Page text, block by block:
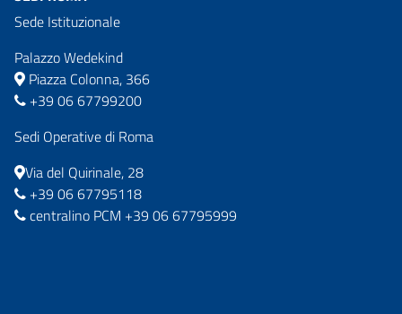
Sede Istituzionale
Palazzo Wedekind
Piazza Colonna, 366
+39 06 67799200
Sedi Operative di Roma
Via del Quirinale, 28
+39 06 67795118
centralino PCM +39 06 67795999